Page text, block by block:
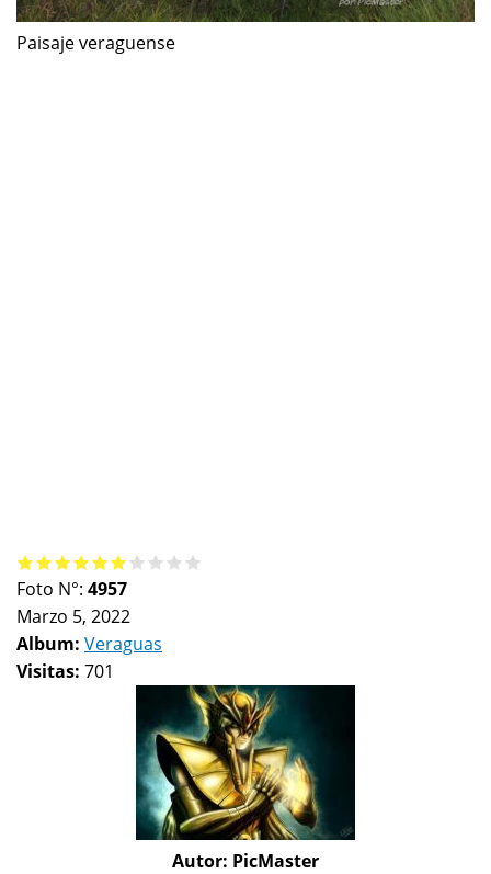
Paisaje veraguense
Foto N°: 4957
Marzo 5, 2022
Album: Veraguas
Visitas: 701
Autor: PicMaster